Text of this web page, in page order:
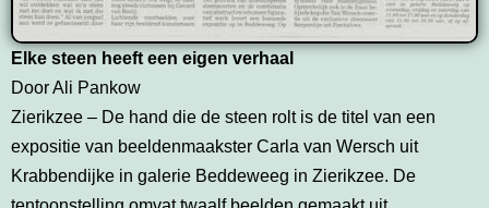
Elke steen heeft een eigen verhaal
Door Ali Pankow
Zierikzee – De hand die de steen rolt is de titel van een
expositie van beeldenmaakster Carla van Wersch uit
Krabbendijke in galerie Beddeweeg in Zierikzee. De